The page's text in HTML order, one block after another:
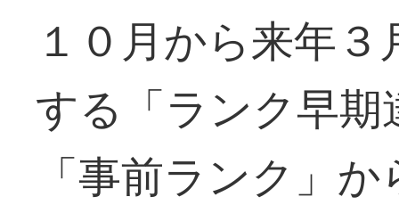
１０月から来年
する「ランク早
「事前ランク」